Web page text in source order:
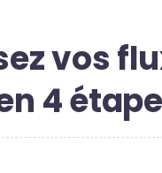
vos
4